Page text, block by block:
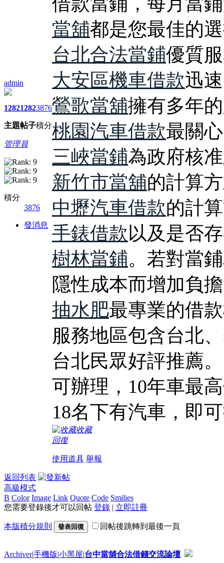
admin
1282
主題
1282
帖子
3876
積分
管理員
積分
3876
發消息
當舖都是您最佳的
台北合法當鋪優質
大安區機車借款迅
鶯歌當舖擁有多年
桃園汽車借款最關
三峽當鋪為政府核
新竹市當舖的計算
中壢汽車借款的計
手錶借款以及是否
樹林當鋪。若對當
隱性成本而增加負
抽水肥最專業的借
服務地區包含台北
台北民眾好評推薦
可辦理，10年車最
18名下有汽車，即
收藏
回復
使用道具 舉報
返回列表
高級模式
B Color Image Link Quote Code Smilies
您需要登錄後才可以回帖 登錄 | 立即註冊
本版積分規則 發表回復 回帖後跳轉到最後一頁
Archiver|手機版|小黑屋|台中當舖合法借錢交流論壇